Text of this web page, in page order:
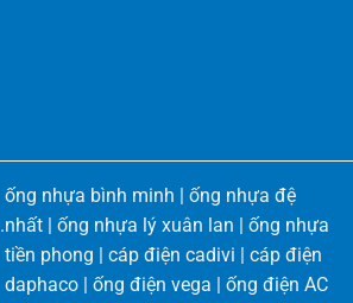
.
ống nhựa bình minh | ống nhựa đệ
nhất | ống nhựa lý xuân lan | ống nhựa
tiền phong | cáp điện cadivi | cáp điện
daphaco | ống điện vega | ống điện AC